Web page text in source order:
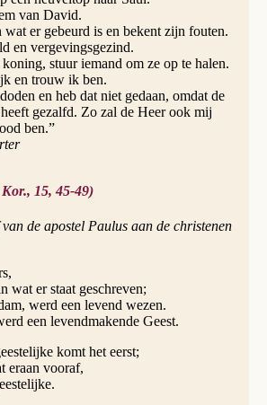
van David.
er gebeurd is en bekent zijn fouten.
en vergevingsgezind.
stuur iemand om ze op te halen.
en trouw ik ben.
en heb dat niet gedaan, omdat de
gezalfd. Zo zal de Heer ook mij
ben.”
15, 45-49)
de apostel Paulus aan de christenen
wat er staat geschreven;
werd een levend wezen.
een levendmakende Geest.
komt het eerst;
eraan vooraf,